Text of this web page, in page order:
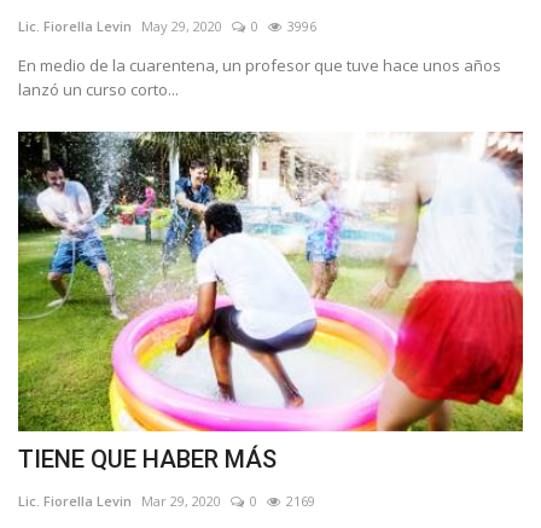
Lic. Fiorella Levin May 29, 2020 0 3996
En medio de la cuarentena, un profesor que tuve hace unos años
lanzó un curso corto...
TIENE QUE HABER MÁS
Lic. Fiorella Levin Mar 29, 2020 0 2169